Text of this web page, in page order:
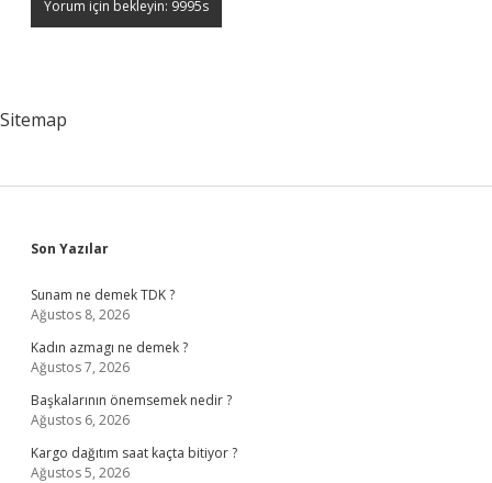
Sitemap
Sidebar
Son Yazılar
Sunam ne demek TDK ?
Ağustos 8, 2026
Kadın azmagı ne demek ?
Ağustos 7, 2026
Başkalarının önemsemek nedir ?
Ağustos 6, 2026
Kargo dağıtım saat kaçta bitiyor ?
Ağustos 5, 2026